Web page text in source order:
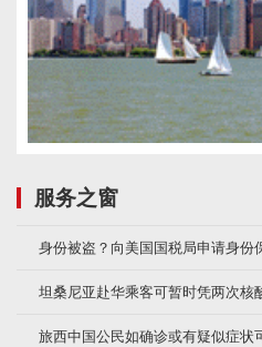
服务之窗
身份被盗？向美国国税局申请身份
坦桑尼亚赴华乘客可暂时凭两次核
旅西中国公民如确诊或有疑似症状